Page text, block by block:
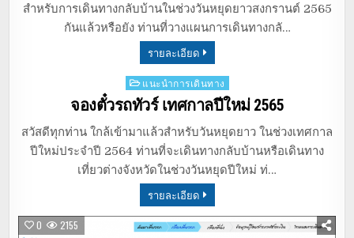
สำหรับการเดินทางกลับบ้านในช่วงวันหยุดยาวสงกรานต์ 2565
กันแล้วหรือยัง ท่านที่วางแผนการเดินทางกลั…
รายละเอียด
Posted
in
แนะนำการเดินทาง
จองตั๋วรถทัวร์ เทศกาลปีใหม่ 2565
สวัสดีทุกท่าน ใกล้เข้ามาแล้วสำหรับวันหยุดยาว ในช่วงเทศกาล
ปีใหม่ประจำปี 2564 ท่านที่จะเดินทางกลับบ้านหรือเดินทาง
เที่ยวต่างจังหวัดในช่วงวันหยุดปีใหม่ ท่…
รายละเอียด
0 2155